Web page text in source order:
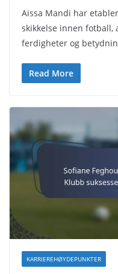
Aissa Mandi har
skikkelse innen fotball,
ferdigheter og
Read More
KARRIEREHØYDEPUNKTER